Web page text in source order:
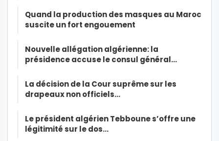
Quand la production des masques au Maroc
suscite un fort engouement
Nouvelle allégation algérienne: la
présidence accuse le consul général…
La décision de la Cour suprême sur les
drapeaux non officiels…
Le président algérien Tebboune s’offre une
légitimité sur le dos…